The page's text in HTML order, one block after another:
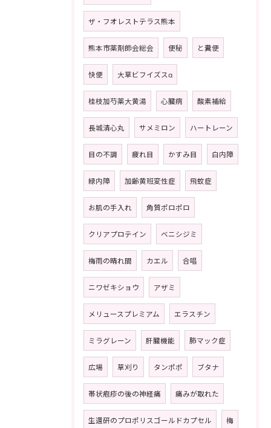
ザ・フオレストテラス熊本
熊本市薬剤師会総会 便秘 と糞便
快便 大草ビフイズスα
桂枝加芍薬大黄湯 心臓病 酸素補給
長城清心丸 サメミロン ハートレーン
目の不調 疲れ目 かすみ目 白内障
緑内障 加齢黄班変性症 飛蚊症
お肌の手入れ 角質ポロポロ
クリアプロテイン ベニシジミ
梅雨の晴れ間 カエル 合唱
ニワゼキショウ アザミ
メリュースプレミアム エラスチン
ミラグレーン 肝臓機能 肺マック症
広場 草刈り タンポポ ブタナ
帯状疱疹の後の神経痛 痛みが取れた
生還研のプロポリスゴールドカプセル 梅